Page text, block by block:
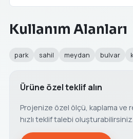
Kullanım Alanları
park sahil meydan bulvar
Ürüne özel teklif alın
Projenize özel ölçü, kaplama ve
hızlı teklif talebi oluşturabilirsiniz.